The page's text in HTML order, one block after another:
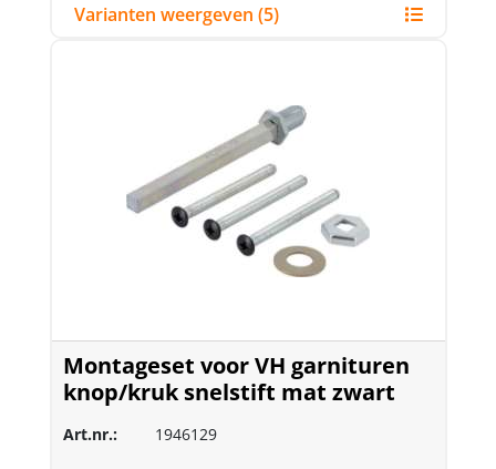
Varianten weergeven (5)
Montageset voor VH garnituren
knop/kruk snelstift mat zwart
Art.nr.: 1946129